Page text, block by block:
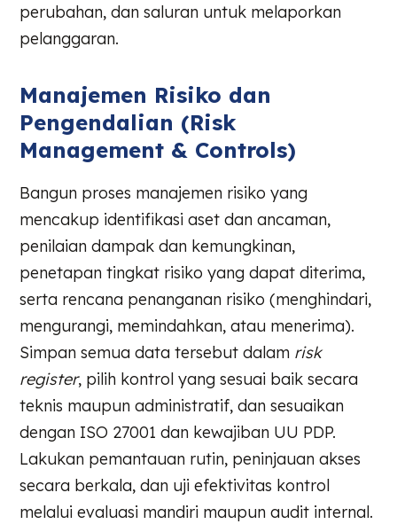
perubahan, dan saluran untuk melaporkan
pelanggaran.
Manajemen Risiko dan
Pengendalian (Risk
Management & Controls)
Bangun proses manajemen risiko yang
mencakup identifikasi aset dan ancaman,
penilaian dampak dan kemungkinan,
penetapan tingkat risiko yang dapat diterima,
serta rencana penanganan risiko (menghindari,
mengurangi, memindahkan, atau menerima).
Simpan semua data tersebut dalam risk
register, pilih kontrol yang sesuai baik secara
teknis maupun administratif, dan sesuaikan
dengan ISO 27001 dan kewajiban UU PDP.
Lakukan pemantauan rutin, peninjauan akses
secara berkala, dan uji efektivitas kontrol
melalui evaluasi mandiri maupun audit internal.